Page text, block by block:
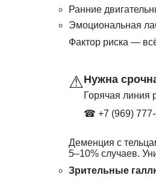
Ранние
Эмоциональная
Фактор риска —
⚠Нужна
Горячая линия
☎ +7 (969)
Деменция с
5–10% случаев.
Зрительные